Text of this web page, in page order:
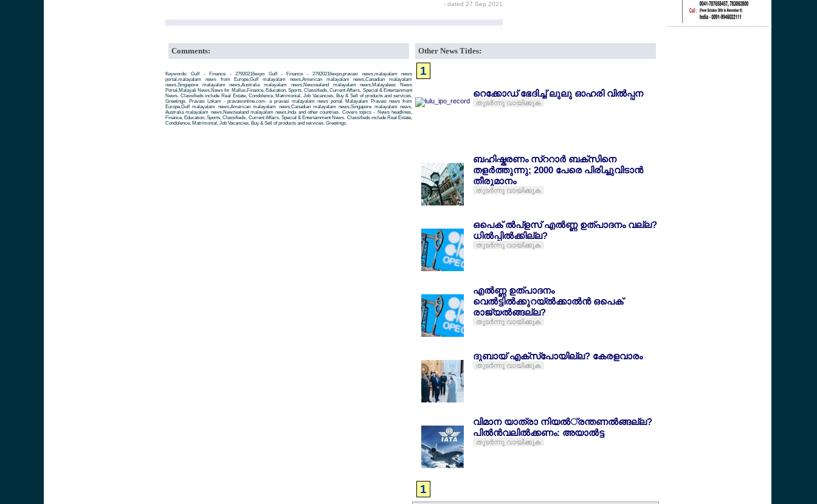
- dated 27 Sep 2021
Comments:
Keywords: Gulf - Finance - 27920216expo Gulf - Finance - 27920216expo,pravasi news,malayalam news
portal,malayalam news from Europe,Gulf malayalam news,American malayalam news,Canadian malayalam
news,Singapore malayalam news,Australia malayalam news,Newzealand malayalam news,Malayalees News
Portal,Malayali News,News for Mallus,Finance, Education, Sports, Classifieds, Current Affairs, Special & Entertainment
News. Classifieds include Real Estate, Condolence, Matrimonial, Job Vacancies, Buy & Sell of products and services,
Greetings. Pravasi Lokam - pravasionline.com- a pravasi malayalam news portal. Malayalam Pravasi news from
Europe,Gulf malayalam news,American malayalam news,Canadian malayalam news,Singapore malayalam news,
Australia malayalam news,Newzealand malayalam news,Inda and other countries. Covers topics - News headlines,
Finance, Education, Sports, Classifieds, Current Affairs, Special & Entertainment News. Classifieds include Real Estate,
Condolence, Matrimonial, Job Vacancies, Buy & Sell of products and services, Greetings.
Other News Titles:
1
റെക്കോഡ് ഭേദിച്ച് ലുലു ഓഹരി വില്‍പ്പന
തുടര്‍ന്നു വായിക്കുക
ബഹിഷ്കരണം സ്ററാര്‍ ബക്സിനെ
തളര്‍ത്തുന്നു; 2000 പേരെ പിരിച്ചുവിടാന്‍
തീരുമാനം
തുടര്‍ന്നു വായിക്കുക
ഒപെക് ല്‍പ്ളസ് എല്‍ണ്ണ ഉത്പാദനം വല്ല?
ധില്‍പ്പില്‍ക്കില്ല?
തുടര്‍ന്നു വായിക്കുക
എല്‍ണ്ണ ഉത്പാദനം
വെല്‍ട്ടില്‍ക്കുറയ്ല്‍ക്കാല്‍ന്‍ ഒപെക്
രാജ്യല്‍ങ്ങല്ല?
തുടര്‍ന്നു വായിക്കുക
ദുബായ് എക്സ്പോയില്ല? കേരളവാരം
തുടര്‍ന്നു വായിക്കുക
വിമാന യാത്രാ നിയല്‍്രന്തണല്‍ങ്ങല്ല?
പില്‍ന്‍വലില്‍ക്കണം: അയാല്‍ട്ട
തുടര്‍ന്നു വായിക്കുക
1